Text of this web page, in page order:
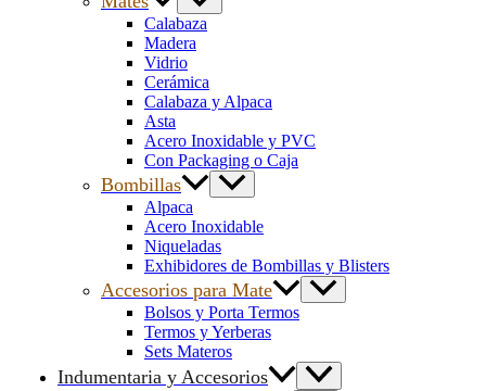
Calabaza
Madera
Vidrio
Cerámica
Calabaza y Alpaca
Asta
Acero Inoxidable y PVC
Con Packaging o Caja
Bombillas
Alpaca
Acero Inoxidable
Niqueladas
Exhibidores de Bombillas y Blisters
Accesorios para Mate
Bolsos y Porta Termos
Termos y Yerberas
Sets Materos
Indumentaria y Accesorios